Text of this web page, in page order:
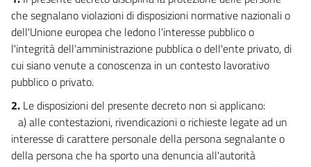
che segnalano violazioni di disposizioni normative nazionali o
dell'Unione europea che ledono l'interesse pubblico o
l'integrità dell'amministrazione pubblica o dell'ente privato, di
cui siano venute a conoscenza in un contesto lavorativo
pubblico o privato.
2. Le disposizioni del presente decreto non si applicano:
a) alle contestazioni, rivendicazioni o richieste legate ad un
interesse di carattere personale della persona segnalante o
della persona che ha sporto una denuncia all'autorità